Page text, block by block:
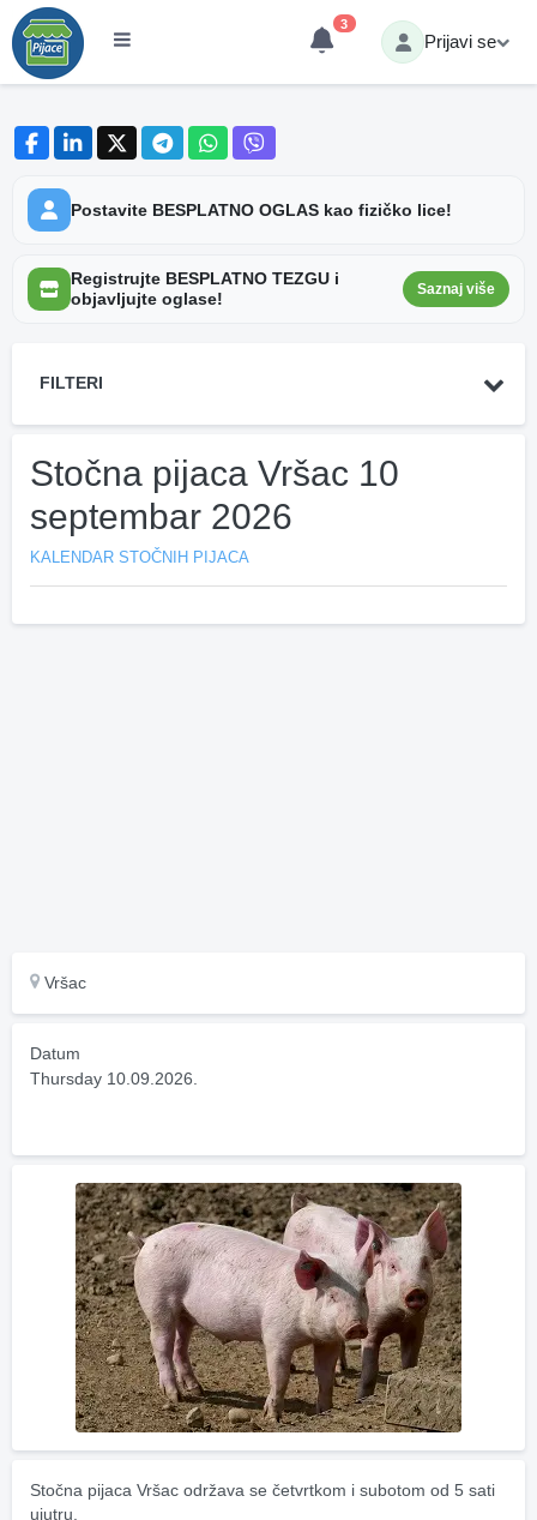
3
Prijavi se
Postavite BESPLATNO OGLAS kao fizičko lice!
Registrujte BESPLATNO TEZGU i
objavljujte oglase!
Saznaj više
FILTERI
Stočna pijaca Vršac 10
septembar 2026
KALENDAR STOČNIH PIJACA
Vršac
Datum
Thursday 10.09.2026.
Stočna pijaca Vršac održava se četvrtkom i subotom od 5 sati
ujutru.